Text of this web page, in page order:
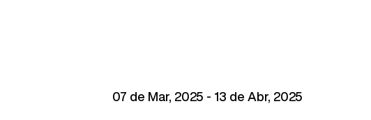
07 de Mar, 2025 - 13 de Abr, 2025